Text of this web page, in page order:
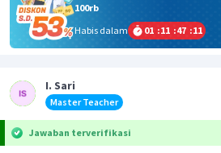
100rb
Habis dalam
01 :11 :47 :11
I. Sari
Master Teacher
Jawaban terverifikasi